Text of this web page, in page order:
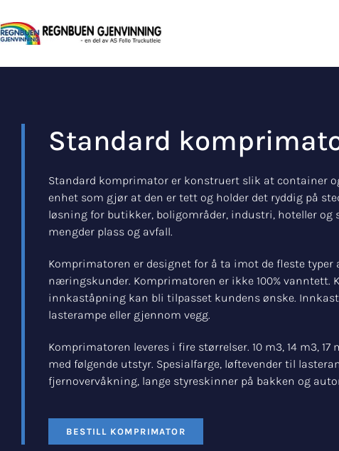
Standard
Standard komprimator er konstruert slik at container
enhet som gjør at den er tett og holder det ryddig på
løsning for butikker, boligområder, industri, hoteller og
mengder plass og avfall.
Komprimatoren er designet for å ta imot de fleste typer
næringskunder. Komprimatoren er ikke 100% vanntett.
innkaståpning kan bli tilpasset kundens ønske.
lasterampe eller gjennom vegg.
Komprimatoren leveres i fire størrelser. 10 m3, 14 m3, 17
med følgende utstyr. Spesialfarge, løftevender til
fjernovervåkning, lange styreskinner på bakken og
BESTILL KOMPRIMATOR